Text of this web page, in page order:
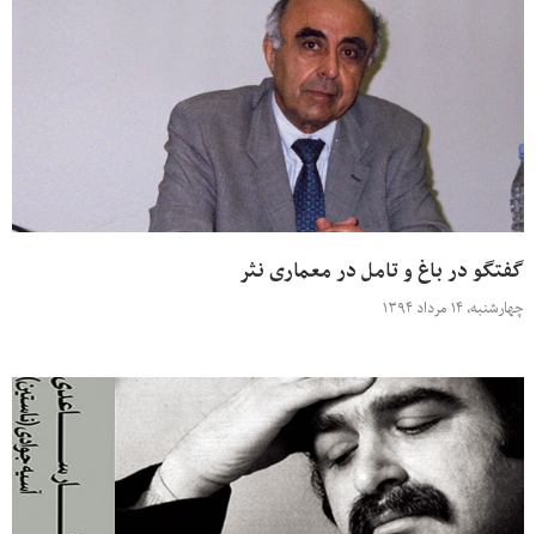
گفتگو در باغ و تامل در معماری نثر
چهارشنبه، ۱۴ مرداد ۱۳۹۴